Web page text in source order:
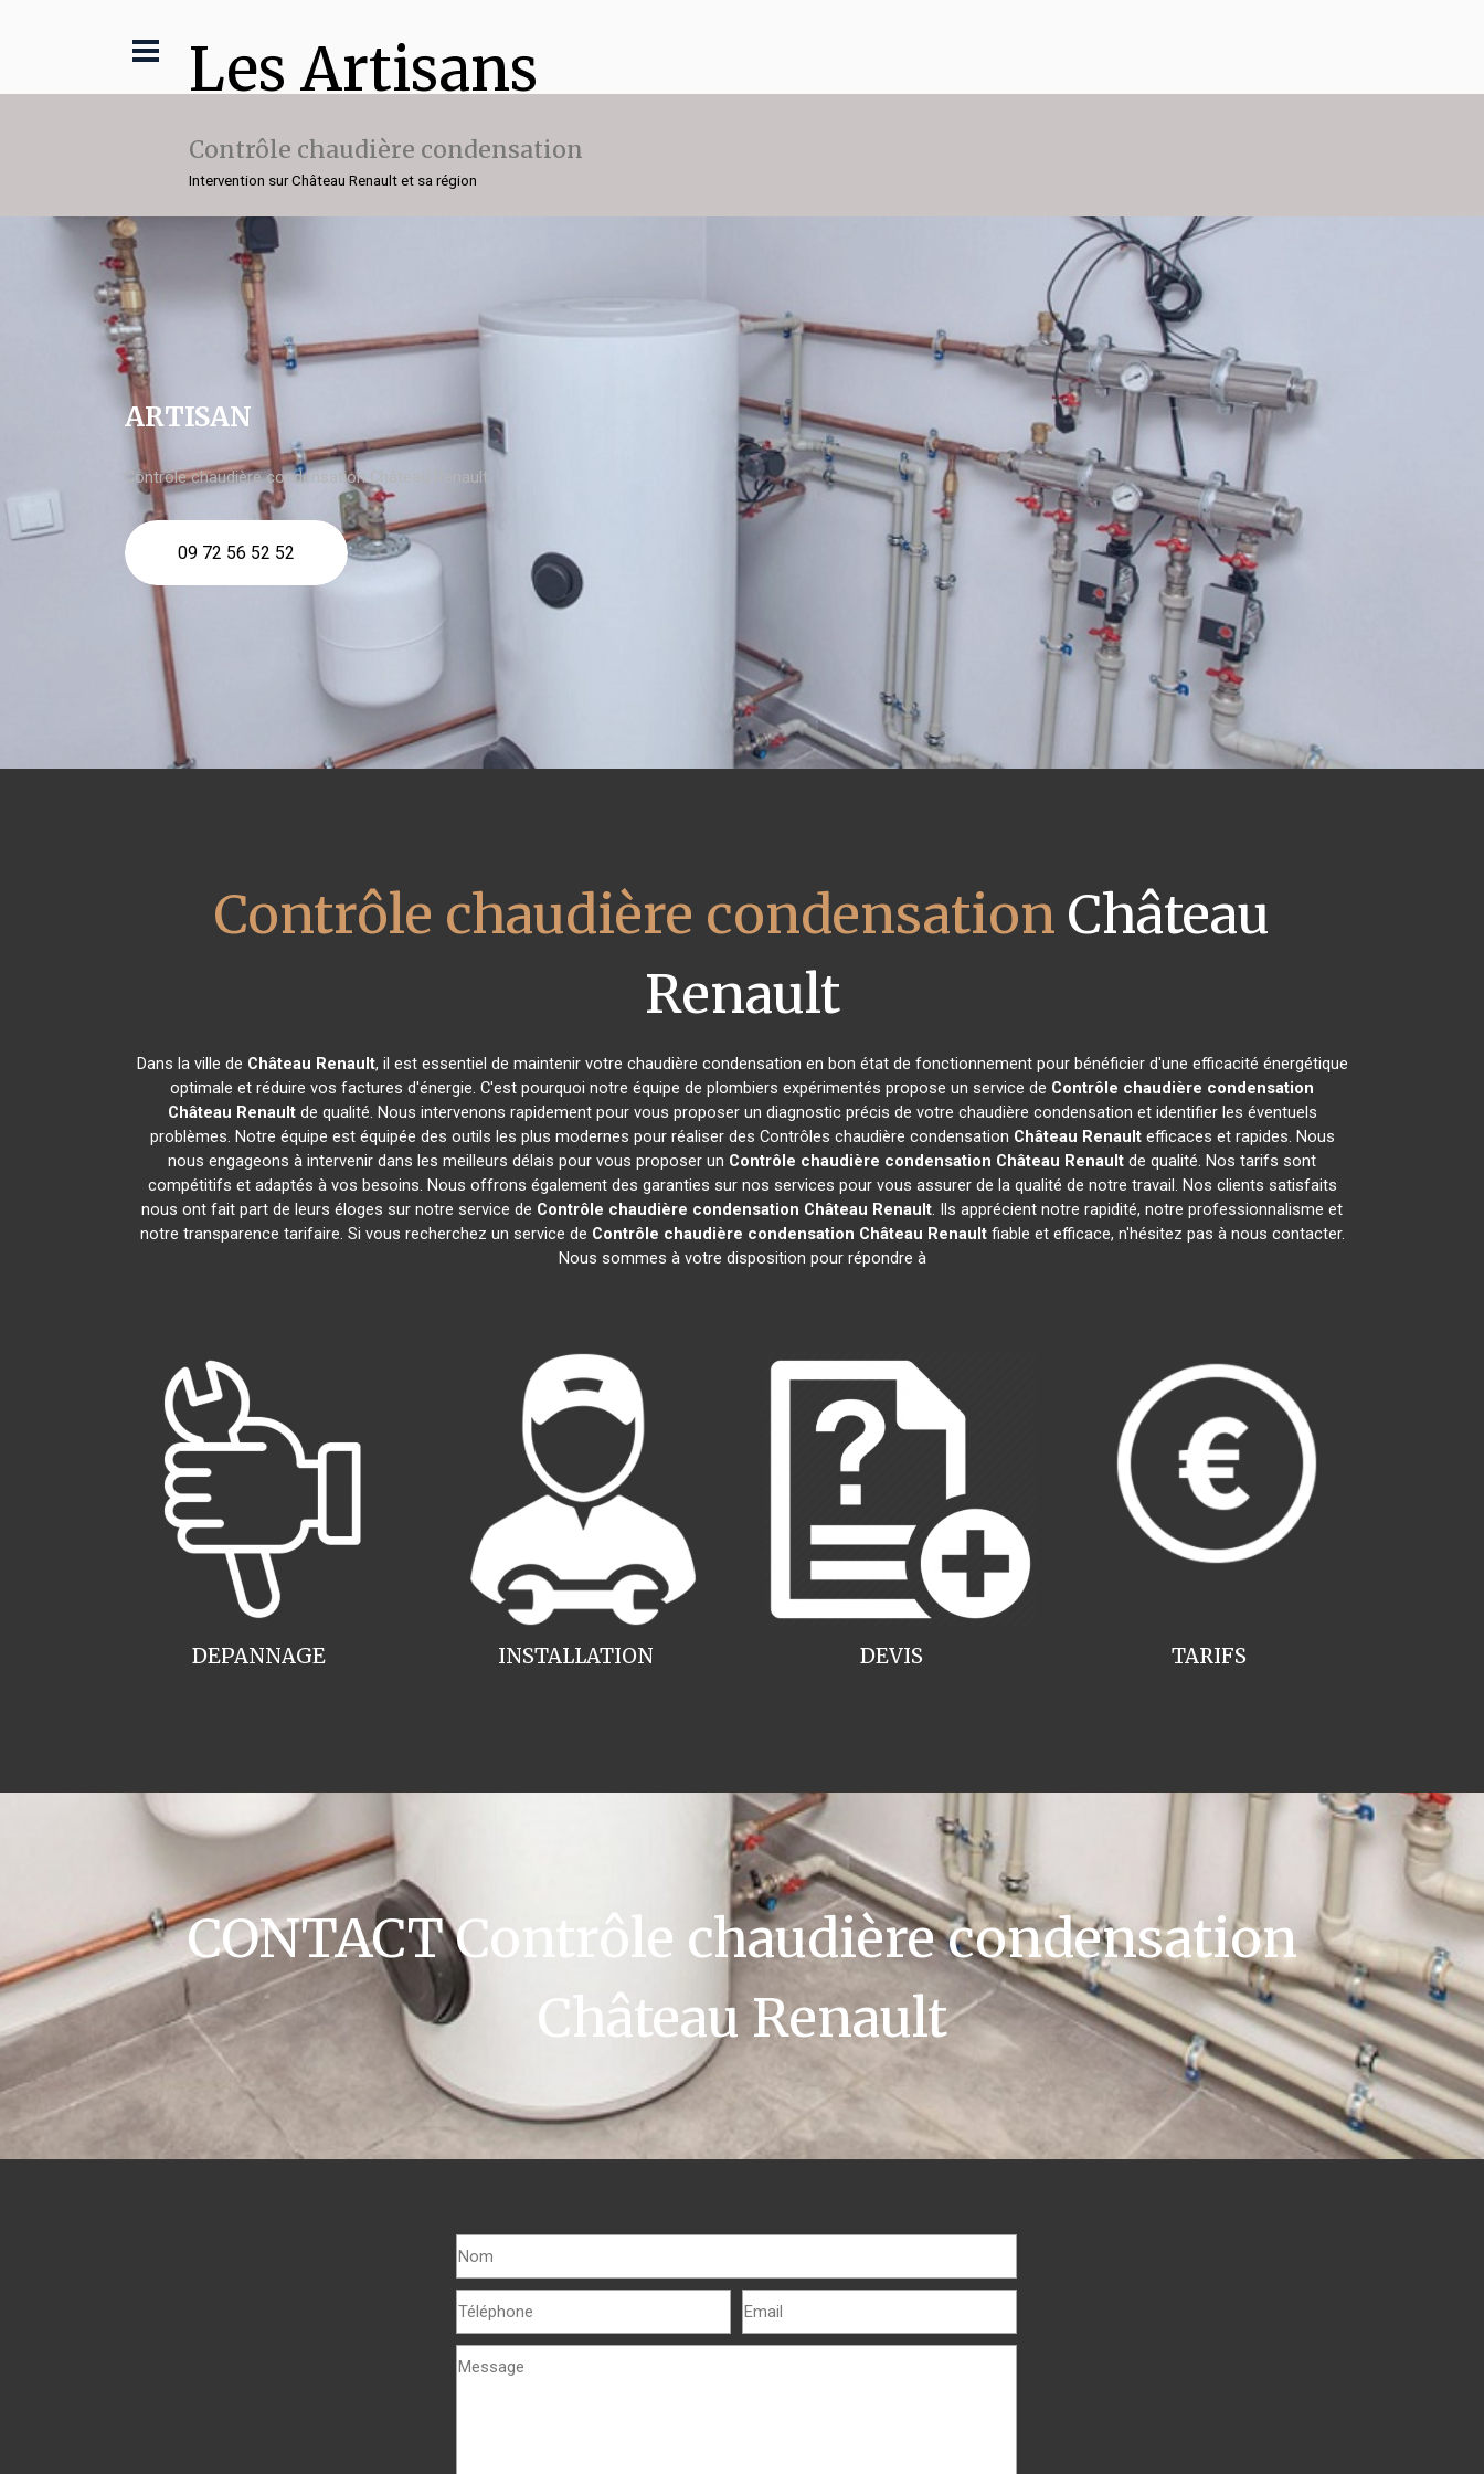
Les Artisans
Contrôle chaudière condensation
Intervention sur Château Renault et sa région
ARTISAN
Contrôle chaudière condensation Château Renault
09 72 56 52 52
Contrôle chaudière condensation Château
Renault
Dans la ville de Château Renault, il est essentiel de maintenir votre chaudière condensation en bon état de fonctionnement pour bénéficier d'une efficacité énergétique
optimale et réduire vos factures d'énergie. C'est pourquoi notre équipe de plombiers expérimentés propose un service de Contrôle chaudière condensation
Château Renaultde qualité. Nous intervenons rapidement pour vous proposer un diagnostic précis de votre chaudière condensation et identifier les éventuels
problèmes. Notre équipe est équipée des outils les plus modernes pour réaliser des Contrôles chaudière condensation Château Renaultefficaces et rapides. Nous
nous engageons à intervenir dans les meilleurs délais pour vous proposer un Contrôle chaudière condensation Château Renault de qualité. Nos tarifs sont
compétitifs et adaptés à vos besoins. Nous offrons également des garanties sur nos services pour vous assurer de la qualité de notre travail. Nos clients satisfaits
nous ont fait part de leurs éloges sur notre service de Contrôle chaudière condensation Château Renault. Ils apprécient notre rapidité, notre professionnalisme et
notre transparence tarifaire. Si vous recherchez un service de Contrôle chaudière condensation Château Renaultfiable et efficace, n'hésitez pas à nous contacter.
Nous sommes à votre disposition pour répondre à
INSTALLATION
DEPANNAGE TARIFS
DEVIS
CONTACT Contrôle chaudière condensation
Château Renault